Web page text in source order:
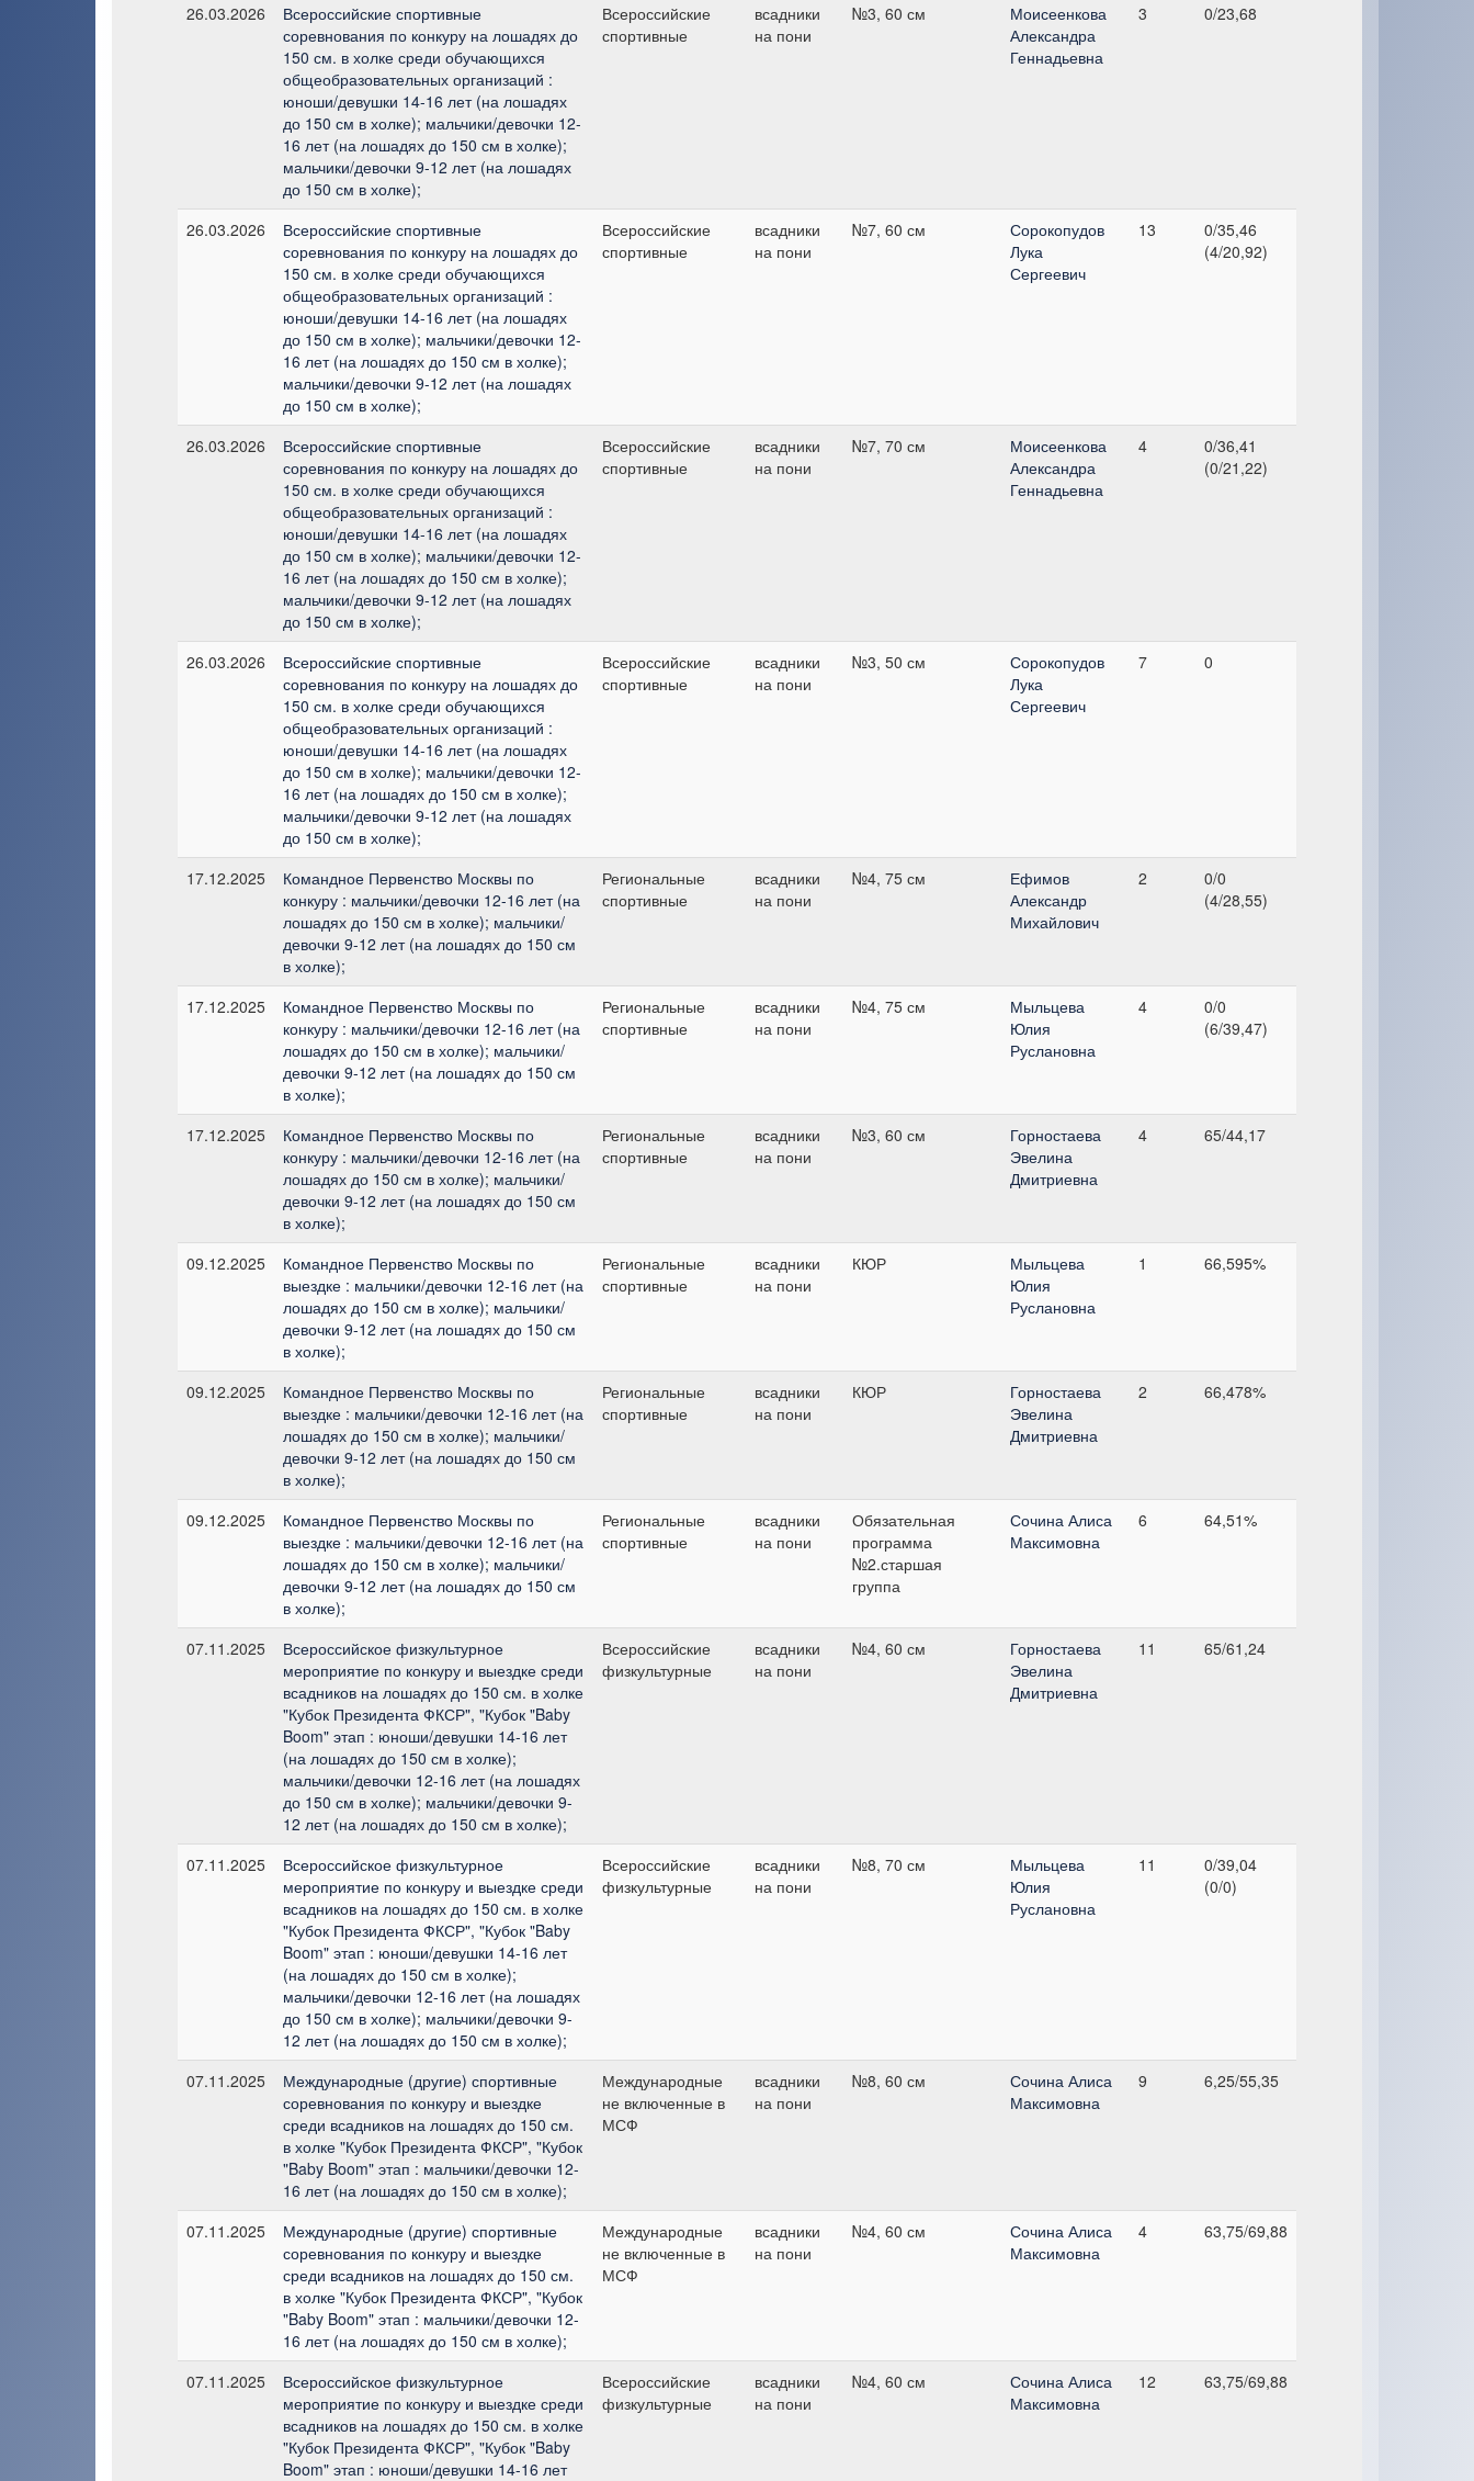
26.03.2026
Всероссийские спортивные
соревнования по конкуру на лошадях до
150 см. в холке среди обучающихся
общеобразовательных организаций :
юноши/девушки 14-16 лет (на лошадях
до 150 см в холке); мальчики/девочки 12-
16 лет (на лошадях до 150 см в холке);
мальчики/девочки 9-12 лет (на лошадях
до 150 см в холке);
Всероссийские
спортивные
всадники
на пони
№3, 60 см
Моисеенкова
Александра
Геннадьевна
3 0/23,68
26.03.2026
Всероссийские спортивные
соревнования по конкуру на лошадях до
150 см. в холке среди обучающихся
общеобразовательных организаций :
юноши/девушки 14-16 лет (на лошадях
до 150 см в холке); мальчики/девочки 12-
16 лет (на лошадях до 150 см в холке);
мальчики/девочки 9-12 лет (на лошадях
до 150 см в холке);
Всероссийские
спортивные
всадники
на пони
№7, 60 см
Сорокопудов
Лука
Сергеевич
13
0/35,46
(4/20,92)
26.03.2026
Всероссийские спортивные
соревнования по конкуру на лошадях до
150 см. в холке среди обучающихся
общеобразовательных организаций :
юноши/девушки 14-16 лет (на лошадях
до 150 см в холке); мальчики/девочки 12-
16 лет (на лошадях до 150 см в холке);
мальчики/девочки 9-12 лет (на лошадях
до 150 см в холке);
Всероссийские
спортивные
всадники
на пони
№7, 70 см
Моисеенкова
Александра
Геннадьевна
4
0/36,41
(0/21,22)
26.03.2026
Всероссийские спортивные
соревнования по конкуру на лошадях до
150 см. в холке среди обучающихся
общеобразовательных организаций :
юноши/девушки 14-16 лет (на лошадях
до 150 см в холке); мальчики/девочки 12-
16 лет (на лошадях до 150 см в холке);
мальчики/девочки 9-12 лет (на лошадях
до 150 см в холке);
Всероссийские
спортивные
всадники
на пони
№3, 50 см
Сорокопудов
Лука
Сергеевич
7 0
17.12.2025
Командное Первенство Москвы по
конкуру : мальчики/девочки 12-16 лет (на
лошадях до 150 см в холке); мальчики/
девочки 9-12 лет (на лошадях до 150 см
в холке);
Региональные
спортивные
всадники
на пони
№4, 75 см
Ефимов
Александр
Михайлович
2
0/0
(4/28,55)
17.12.2025
Командное Первенство Москвы по
конкуру : мальчики/девочки 12-16 лет (на
лошадях до 150 см в холке); мальчики/
девочки 9-12 лет (на лошадях до 150 см
в холке);
Региональные
спортивные
всадники
на пони
№4, 75 см
Мыльцева
Юлия
Руслановна
4
0/0
(6/39,47)
17.12.2025
Командное Первенство Москвы по
конкуру : мальчики/девочки 12-16 лет (на
лошадях до 150 см в холке); мальчики/
девочки 9-12 лет (на лошадях до 150 см
в холке);
Региональные
спортивные
всадники
на пони
№3, 60 см
Горностаева
Эвелина
Дмитриевна
4 65/44,17
09.12.2025
Командное Первенство Москвы по
выездке : мальчики/девочки 12-16 лет (на
лошадях до 150 см в холке); мальчики/
девочки 9-12 лет (на лошадях до 150 см
в холке);
Региональные
спортивные
всадники
на пони
КЮР
Мыльцева
Юлия
Руслановна
1 66,595%
09.12.2025
Командное Первенство Москвы по
выездке : мальчики/девочки 12-16 лет (на
лошадях до 150 см в холке); мальчики/
девочки 9-12 лет (на лошадях до 150 см
в холке);
Региональные
спортивные
всадники
на пони
КЮР
Горностаева
Эвелина
Дмитриевна
2 66,478%
09.12.2025
Командное Первенство Москвы по
выездке : мальчики/девочки 12-16 лет (на
лошадях до 150 см в холке); мальчики/
девочки 9-12 лет (на лошадях до 150 см
в холке);
Региональные
спортивные
всадники
на пони
Обязательная
программа
№2.старшая
группа
Сочина Алиса
Максимовна
6 64,51%
07.11.2025
Всероссийское физкультурное
мероприятие по конкуру и выездке среди
всадников на лошадях до 150 см. в холке
"Кубок Президента ФКСР", "Кубок "Baby
Boom" этап : юноши/девушки 14-16 лет
(на лошадях до 150 см в холке);
мальчики/девочки 12-16 лет (на лошадях
до 150 см в холке); мальчики/девочки 9-
12 лет (на лошадях до 150 см в холке);
Всероссийские
физкультурные
всадники
на пони
№4, 60 см
Горностаева
Эвелина
Дмитриевна
11 65/61,24
07.11.2025
Всероссийское физкультурное
мероприятие по конкуру и выездке среди
всадников на лошадях до 150 см. в холке
"Кубок Президента ФКСР", "Кубок "Baby
Boom" этап : юноши/девушки 14-16 лет
(на лошадях до 150 см в холке);
мальчики/девочки 12-16 лет (на лошадях
до 150 см в холке); мальчики/девочки 9-
12 лет (на лошадях до 150 см в холке);
Всероссийские
физкультурные
всадники
на пони
№8, 70 см
Мыльцева
Юлия
Руслановна
11
0/39,04
(0/0)
07.11.2025
Международные (другие) спортивные
соревнования по конкуру и выездке
среди всадников на лошадях до 150 см.
в холке "Кубок Президента ФКСР", "Кубок
"Baby Boom" этап : мальчики/девочки 12-
16 лет (на лошадях до 150 см в холке);
Международные
не включенные в
МСФ
всадники
на пони
№8, 60 см
Сочина Алиса
Максимовна
9 6,25/55,35
07.11.2025
Международные (другие) спортивные
соревнования по конкуру и выездке
среди всадников на лошадях до 150 см.
в холке "Кубок Президента ФКСР", "Кубок
"Baby Boom" этап : мальчики/девочки 12-
16 лет (на лошадях до 150 см в холке);
Международные
не включенные в
МСФ
всадники
на пони
№4, 60 см
Сочина Алиса
Максимовна
4 63,75/69,88
07.11.2025
Всероссийское физкультурное
мероприятие по конкуру и выездке среди
всадников на лошадях до 150 см. в холке
"Кубок Президента ФКСР", "Кубок "Baby
Boom" этап : юноши/девушки 14-16 лет
Всероссийские
физкультурные
всадники
на пони
№4, 60 см
Сочина Алиса
Максимовна
12 63,75/69,88